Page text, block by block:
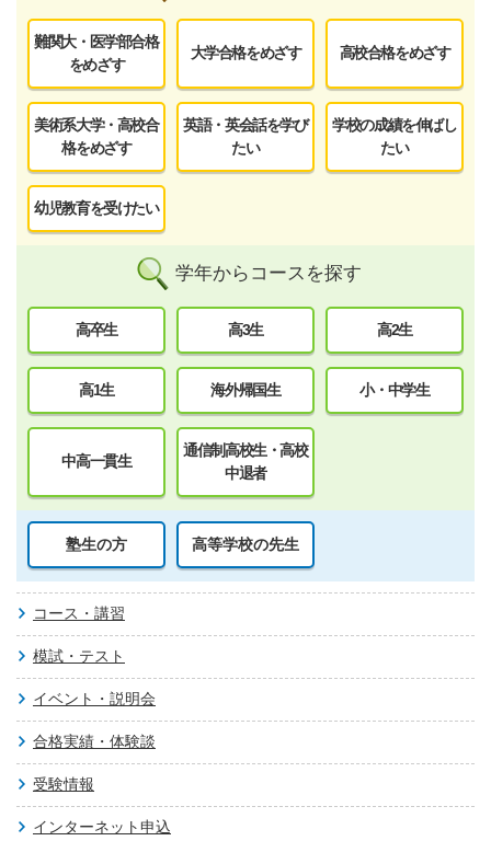
難関大・医学部合格
をめざす
大学合格をめざす 高校合格をめざす
美術系大学・高校合
格をめざす
英語・英会話を学び
たい
学校の成績を伸ばし
たい
幼児教育を受けたい
学年からコースを探す
高卒生 高3生 高2生
高1生 海外帰国生 小・中学生
中高一貫生
通信制高校生・高校
中退者
塾生の方 高等学校の先生
コース・講習
模試・テスト
イベント・説明会
合格実績・体験談
受験情報
インターネット申込